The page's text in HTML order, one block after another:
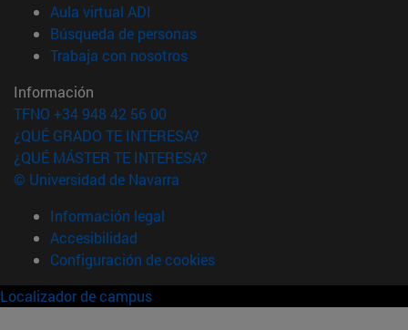
Aula virtual ADI
Búsqueda de personas(abre en nueva ventana)
Trabaja con nosotros(abre en nueva ventana)
Información
TFNO +34 948 42 56 00
¿QUÉ GRADO TE INTERESA?
¿QUÉ MÁSTER TE INTERESA?
© Universidad de Navarra
Información legal
Accesibilidad
Configuración de cookies
Localizador de campus